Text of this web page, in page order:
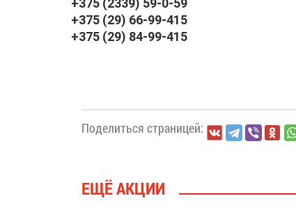
+375 (2339) 59-0-59
+375 (29) 66-99-415
+375 (29) 84-99-415
Поделиться страницей:
ЕЩЁ АКЦИИ